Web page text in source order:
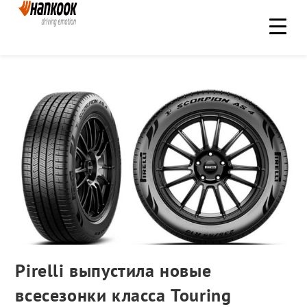
Pirelli выпустила новые
всесезонки класса Touring